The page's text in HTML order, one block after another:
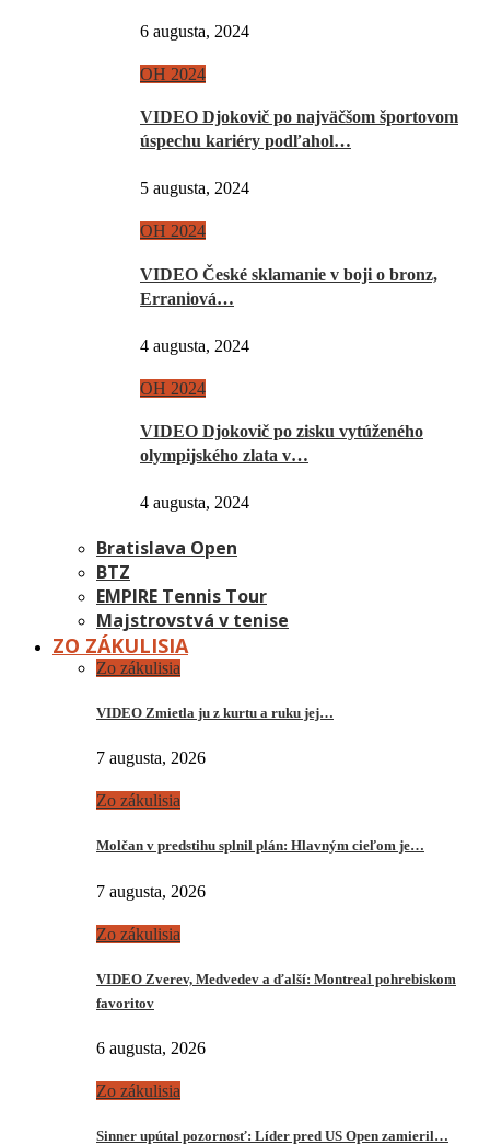
6 augusta, 2024
OH 2024
VIDEO Djokovič po najväčšom športovom
úspechu kariéry podľahol…
5 augusta, 2024
OH 2024
VIDEO České sklamanie v boji o bronz,
Erraniová…
4 augusta, 2024
OH 2024
VIDEO Djokovič po zisku vytúženého
olympijského zlata v…
4 augusta, 2024
Bratislava Open
BTZ
EMPIRE Tennis Tour
Majstrovstvá v tenise
ZO ZÁKULISIA
Zo zákulisia
VIDEO Zmietla ju z kurtu a ruku jej…
7 augusta, 2026
Zo zákulisia
Molčan v predstihu splnil plán: Hlavným cieľom je…
7 augusta, 2026
Zo zákulisia
VIDEO Zverev, Medvedev a ďalší: Montreal pohrebiskom
favoritov
6 augusta, 2026
Zo zákulisia
Sinner upútal pozornosť: Líder pred US Open zamieril…